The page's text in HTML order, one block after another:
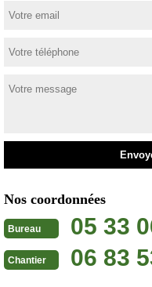
Nos coordonnées
Bureau 05 33
Chantier 06 83